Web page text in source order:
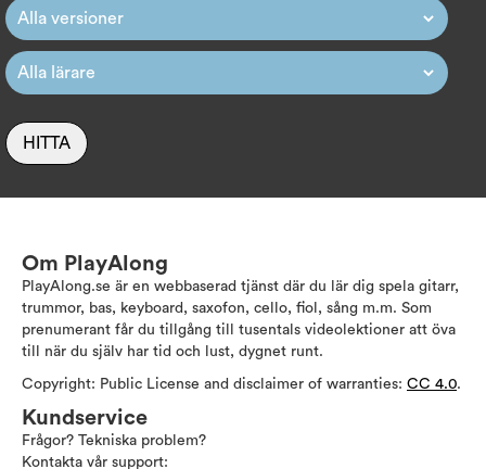
HITTA
Om PlayAlong
PlayAlong.se är en webbaserad tjänst där du lär dig spela gitarr,
trummor, bas, keyboard, saxofon, cello, fiol, sång m.m. Som
prenumerant får du tillgång till tusentals videolektioner att öva
till när du själv har tid och lust, dygnet runt.
Copyright: Public License and disclaimer of warranties: CC 4.0.
Kundservice
Frågor? Tekniska problem?
Kontakta vår support: